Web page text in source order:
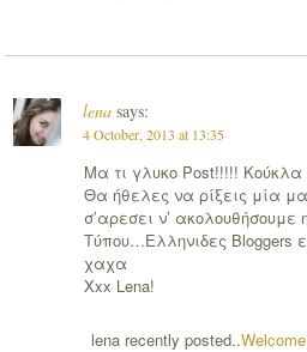
lena says:
4 October, 2013 at 13:35
Μα τι γλυκο Post!!!!! Κούκλα
Θα ήθελες να ρίξεις μία
σ’αρεσει ν’
Τύπου…Ελληνιδες Bloggers
χαχα
Xxx Lena!
lena recently posted..